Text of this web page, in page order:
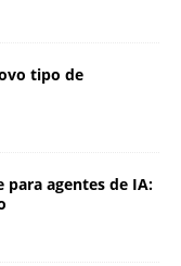
tipo de
para agentes de IA: